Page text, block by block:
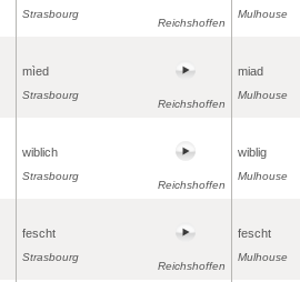
Strasbourg
Reichshoffen
Mulhouse
mìed
Strasbourg
Reichshoffen
miad
Mulhouse
wiblich
Strasbourg
Reichshoffen
wiblig
Mulhouse
fescht
Strasbourg
Reichshoffen
fescht
Mulhouse